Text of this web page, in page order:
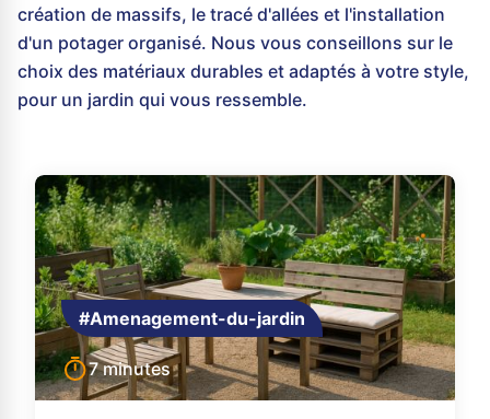
création de massifs, le tracé d'allées et l'installation
d'un potager organisé. Nous vous conseillons sur le
choix des matériaux durables et adaptés à votre style,
pour un jardin qui vous ressemble.
#Amenagement-du-jardin
7 minutes